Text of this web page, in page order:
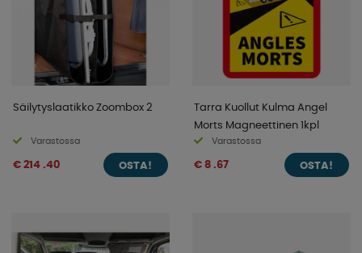
Säilytyslaatikko Zoombox 2
Varastossa
€ 214 .40 OSTA!
Tarra Kuollut Kulma Angel
Morts Magneettinen 1kpl
Varastossa
€ 8 .67 OSTA!